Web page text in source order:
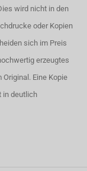
wird nicht in den
oder Kopien
sich im Preis
erzeugtes
Eine Kopie
in deutlich